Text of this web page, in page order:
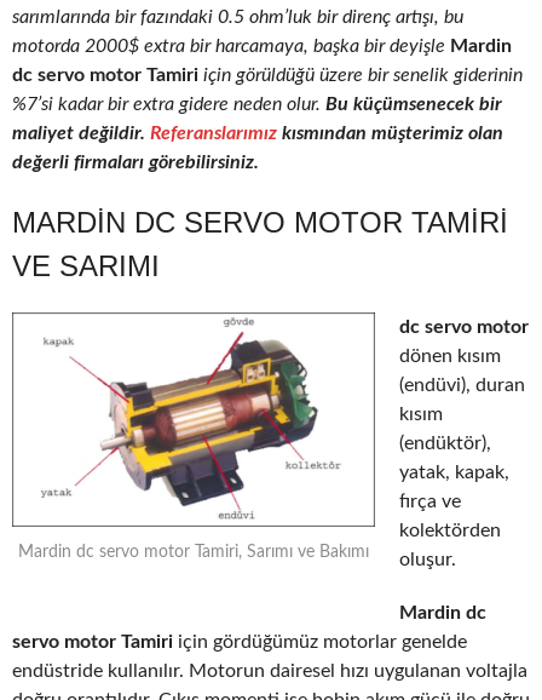
sarımlarında bir fazındaki 0.5 ohm’luk bir direnç artışı, bu
motorda 2000$ extra bir harcamaya, başka bir deyişle Mardin
dc servo motor Tamiri için görüldüğü üzere bir senelik giderinin
%7’si kadar bir extra gidere neden olur. Bu küçümsenecek bir
maliyet değildir. Referanslarımız kısmından müşterimiz olan
değerli firmaları görebilirsiniz.
MARDIN DC SERVO MOTOR TAMIRI
VE SARIMI
Mardin dc servo motor Tamiri, Sarımı ve Bakımı
dc servo motor
dönen kısım
(endüvi), duran
kısım
(endüktör),
yatak, kapak,
fırça ve
kolektörden
oluşur.
Mardin dc
servo motor Tamiri için gördüğümüz motorlar genelde
endüstride kullanılır. Motorun dairesel hızı uygulanan voltajla